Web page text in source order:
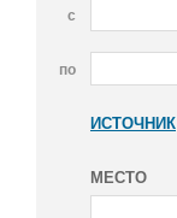
с
по
ИСТОЧНИК
МЕСТО